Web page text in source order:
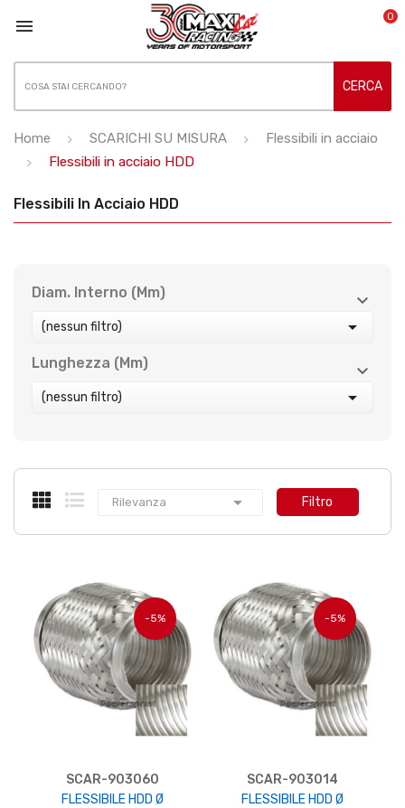
 0
CERCA
Home SCARICHI SU MISURA
Flessibili in acciaio
Flessibili in acciaio HDD
Flessibili In Acciaio HDD
Diam. Interno (mm)


(nessun filtro) 
Lunghezza (mm)


(nessun filtro) 
Rilevanza  Filtro
-5%
SCAR-903060
FLESSIBILE HDD Ø
-5%
SCAR-903014
FLESSIBILE HDD Ø